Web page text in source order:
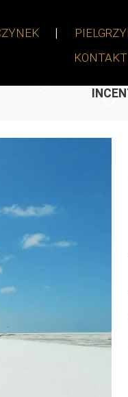
KONTAKT